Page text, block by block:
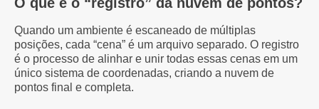
Quando um ambiente é escaneado de múltiplas
posições, cada “cena” é um arquivo separado. O registro
é o processo de alinhar e unir todas essas cenas em um
único sistema de coordenadas, criando a nuvem de
pontos final e completa.